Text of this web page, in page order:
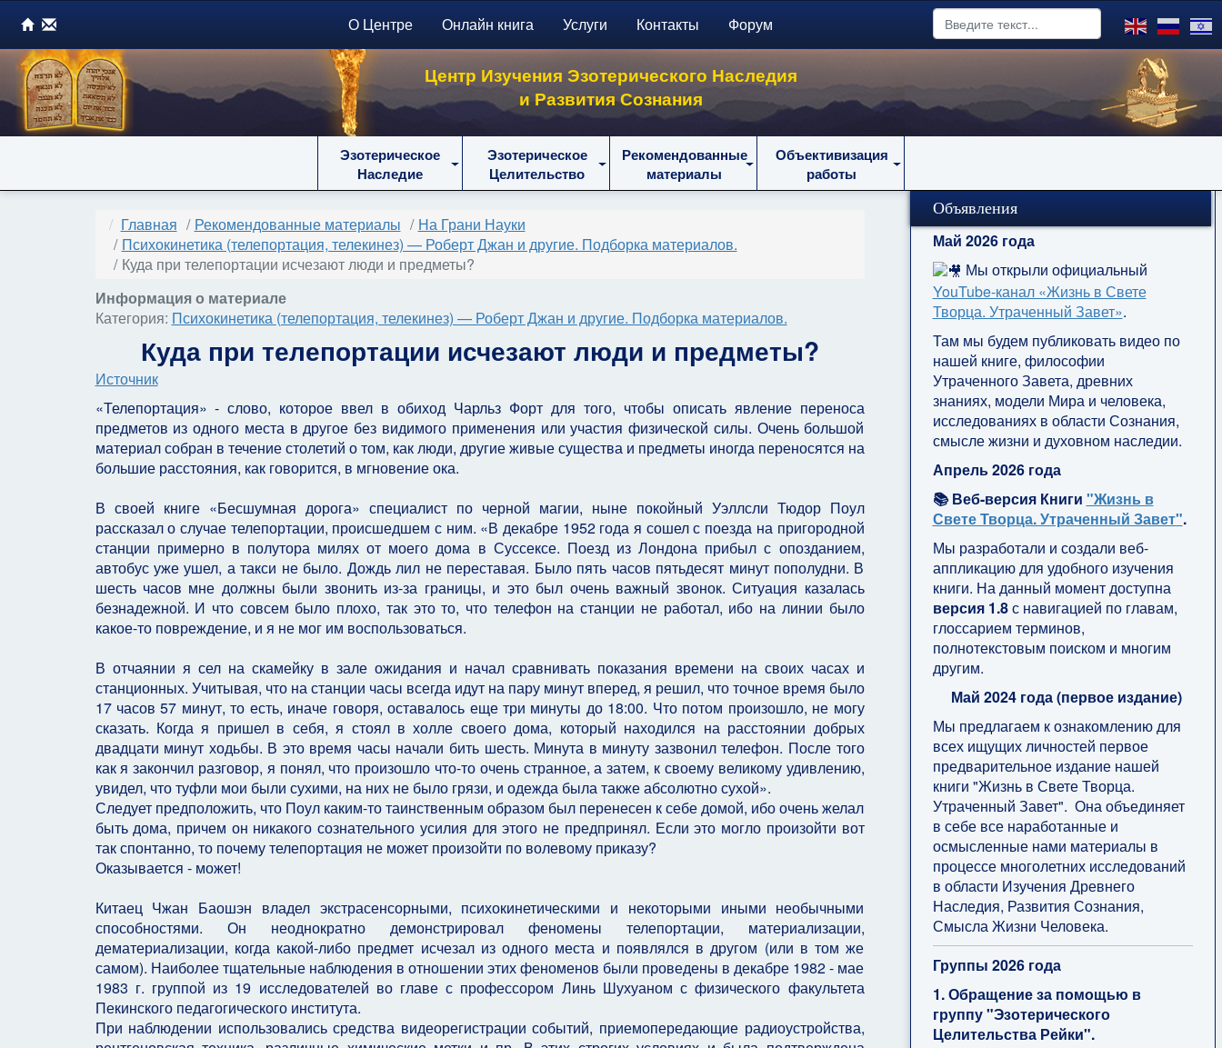
О Центре Онлайн книга Услуги Контакты Форум
Центр Изучения Эзотерического Наследия
и Развития Сознания
Эзотерическое
Наследие
Эзотерическое
Целительство
Рекомендованные
материалы
Объективизация
работы
Главная Рекомендованные материалы
На Грани Науки
Психокинетика (телепортация, телекинез) — Роберт Джан и другие. Подборка материалов.
Куда при телепортации исчезают люди и предметы?
Информация о материале
Категория: Психокинетика (телепортация, телекинез) — Роберт Джан и другие. Подборка материалов.
Куда при телепортации исчезают люди и предметы?
Источник
«Телепортация» - слово, которое ввел в обиход Чарльз Форт для того, чтобы описать явление переноса
предметов из одного места в другое без видимого применения или участия физической силы. Очень большой
материал собран в течение столетий о том, как люди, другие живые существа и предметы иногда переносятся на
большие расстояния, как говорится, в мгновение ока.
В своей книге «Бесшумная дорога» специалист по черной магии, ныне покойный Уэллсли Тюдор Поул
рассказал о случае телепортации, происшедшем с ним. «В декабре 1952 года я сошел с поезда на пригородной
станции примерно в полутора милях от моего дома в Суссексе. Поезд из Лондона прибыл с опозданием,
автобус уже ушел, а такси не было. Дождь лил не переставая. Было пять часов пятьдесят минут пополудни. В
шесть часов мне должны были звонить из-за границы, и это был очень важный звонок. Ситуация казалась
безнадежной. И что совсем было плохо, так это то, что телефон на станции не работал, ибо на линии было
какое-то повреждение, и я не мог им воспользоваться.
В отчаянии я сел на скамейку в зале ожидания и начал сравнивать показания времени на своих часах и
станционных. Учитывая, что на станции часы всегда идут на пару минут вперед, я решил, что точное время было
17 часов 57 минут, то есть, иначе говоря, оставалось еще три минуты до 18:00. Что потом произошло, не могу
сказать. Когда я пришел в себя, я стоял в холле своего дома, который находился на расстоянии добрых
двадцати минут ходьбы. В это время часы начали бить шесть. Минута в минуту зазвонил телефон. После того
как я закончил разговор, я понял, что произошло что-то очень странное, а затем, к своему великому удивлению,
увидел, что туфли мои были сухими, на них не было грязи, и одежда была также абсолютно сухой».
Следует предположить, что Поул каким-то таинственным образом был перенесен к себе домой, ибо очень желал
быть дома, причем он никакого сознательного усилия для этого не предпринял. Если это могло произойти вот
так спонтанно, то почему телепортация не может произойти по волевому приказу?
Оказывается - может!
Китаец Чжан Баошэн владел экстрасенсорными, психокинетическими и некоторыми иными необычными
способностями. Он неоднократно демонстрировал феномены телепортации, материализации,
дематериализации, когда какой-либо предмет исчезал из одного места и появлялся в другом (или в том же
самом). Наиболее тщательные наблюдения в отношении этих феноменов были проведены в декабре 1982 - мае
1983 г. группой из 19 исследователей во главе с профессором Линь Шухуаном с физического факультета
Пекинского педагогического института.
При наблюдении использовались средства видеорегистрации событий, приемопередающие радиоустройства,
Объявления
Май 2026 года
Мы открыли официальный
YouTube‑канал «Жизнь в Свете
Творца. Утраченный Завет».
Там мы будем публиковать видео по
нашей книге, философии
Утраченного Завета, древних
знаниях, модели Мира и человека,
исследованиях в области Сознания,
смысле жизни и духовном наследии.
Апрель 2026 года
📚 Веб-версия Книги "Жизнь в
Свете Творца. Утраченный Завет".
Мы разработали и создали веб-
аппликацию для удобного изучения
книги. На данный момент доступна
версия 1.8с навигацией по главам,
глоссарием терминов,
полнотекстовым поиском и многим
другим.
Май 2024 года (первое издание)
Мы предлагаем к ознакомлению для
всех ищущих личностей первое
предварительное издание нашей
книги "Жизнь в Свете Творца.
Утраченный Завет". Она объединяет
в себе все наработанные и
осмысленные нами материалы в
процессе многолетних исследований
в области Изучения Древнего
Наследия, Развития Сознания,
Смысла Жизни Человека.
Группы 2026 года
1. Обращение за помощью в
группу "Эзотерического
Целительства Рейки".